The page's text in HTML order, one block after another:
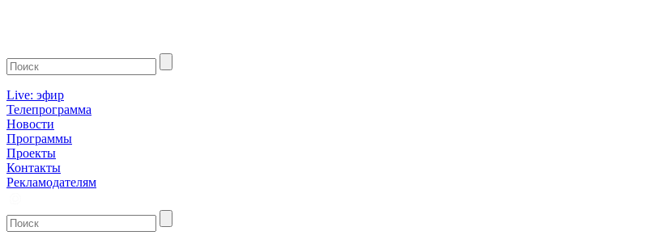
Live: эфир
Телепрограмма
Новости
Программы
Проекты
Контакты
Рекламодателям